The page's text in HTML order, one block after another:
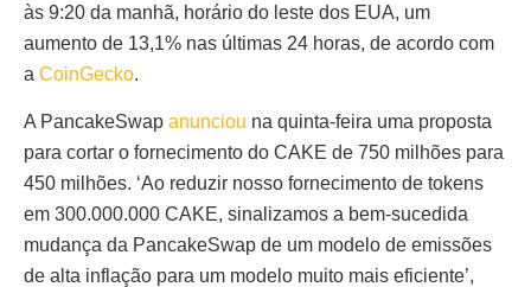
às 9:20 da manhã, horário do leste dos EUA, um
aumento de 13,1% nas últimas 24 horas, de acordo com
a CoinGecko.
A PancakeSwap anunciou na quinta-feira uma proposta
para cortar o fornecimento do CAKE de 750 milhões para
450 milhões. ‘Ao reduzir nosso fornecimento de tokens
em 300.000.000 CAKE, sinalizamos a bem-sucedida
mudança da PancakeSwap de um modelo de emissões
de alta inflação para um modelo muito mais eficiente’,